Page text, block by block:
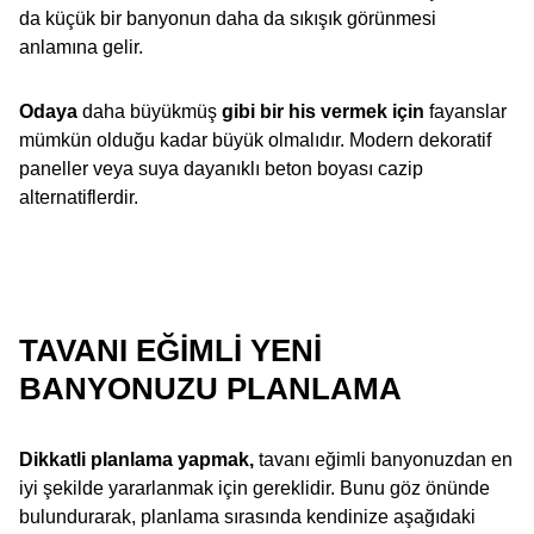
da küçük bir banyonun daha da sıkışık görünmesi
anlamına gelir.
Odaya daha büyükmüş gibi bir his vermek için fayanslar
mümkün olduğu kadar büyük olmalıdır. Modern dekoratif
paneller veya suya dayanıklı beton boyası cazip
alternatiflerdir.
TAVANI EĞIMLI YENI
BANYONUZU PLANLAMA
Dikkatli planlama yapmak, tavanı eğimli banyonuzdan en
iyi şekilde yararlanmak için gereklidir. Bunu göz önünde
bulundurarak, planlama sırasında kendinize aşağıdaki